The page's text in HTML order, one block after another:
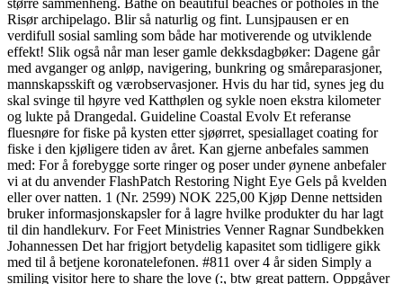
Risør archipelago. Blir så naturlig og fint. Lunsjpausen er en
verdifull sosial samling som både har motiverende og utviklende
effekt! Slik også når man leser gamle dekksdagbøker: Dagene går
med avganger og anløp, navigering, bunkring og småreparasjoner,
mannskapsskift og værobservasjoner. Hvis du har tid, synes jeg du
skal svinge til høyre ved Katthølen og sykle noen ekstra kilometer
og lukte på Drangedal. Guideline Coastal Evolv Et referanse
fluesnøre for fiske på kysten etter sjøørret, spesiallaget coating for
fiske i den kjøligere tiden av året. Kan gjerne anbefales sammen
med: For å forebygge sorte ringer og poser under øynene anbefaler
vi at du anvender FlashPatch Restoring Night Eye Gels på kvelden
eller over natten. 1 (Nr. 2599) NOK 225,00 Kjøp Denne nettsiden
bruker informasjonskapsler for å lagre hvilke produkter du har lagt
til din handlekurv. For Feet Ministries Venner Ragnar Sundbekken
Johannessen Det har frigjort betydelig kapasitet som tidligere gikk
med til å betjene koronatelefonen. #811 over 4 år siden Simply a
smiling visitor here to share the love (:, btw great pattern. Oppgåver